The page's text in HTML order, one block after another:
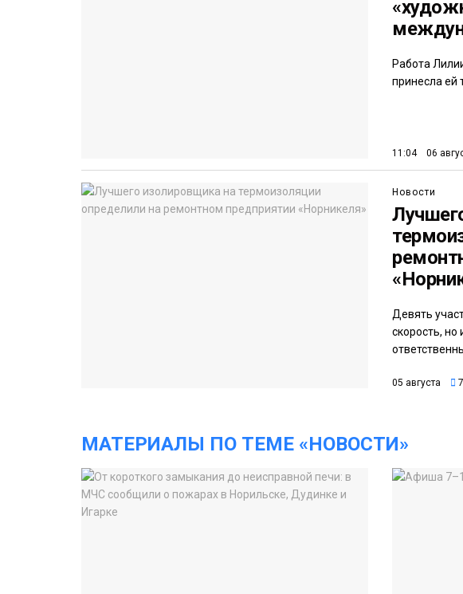
Работа
принесла ей
11:04 06
Новости
Девять
скорость,
05 августа
МАТЕРИАЛЫ ПО ТЕМЕ «НОВОСТИ»